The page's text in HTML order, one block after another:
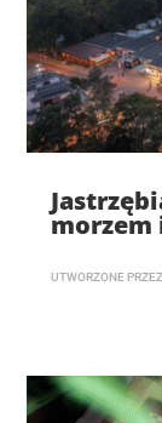
morzem
UTWORZONE PRZEZ